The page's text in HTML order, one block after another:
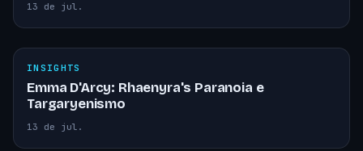
13 de jul.
INSIGHTS
Emma D'Arcy: Rhaenyra's Paranoia e
Targaryenismo
13 de jul.